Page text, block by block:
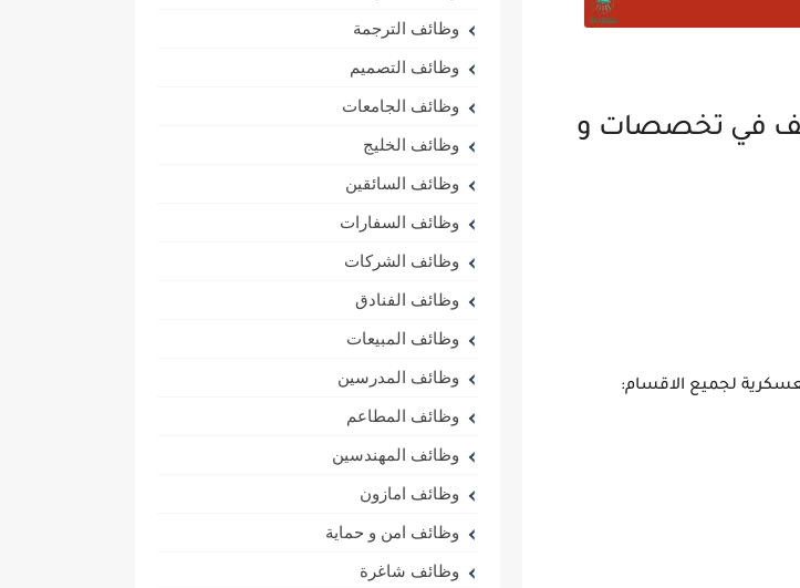
في تخصصات و
لجميع الاقسام:
وظائف الترجمة
وظائف التصميم
وظائف الجامعات
وظائف الخليج
وظائف السائقين
وظائف السفارات
وظائف الشركات
وظائف الفنادق
وظائف المبيعات
وظائف المدرسين
وظائف المطاعم
وظائف المهندسين
وظائف امازون
وظائف امن و حماية
وظائف شاغرة